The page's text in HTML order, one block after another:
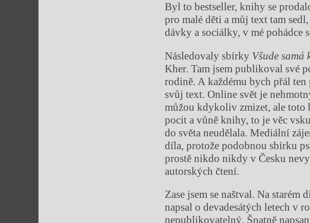
Byl to bestseller, knihy se
pro malé děti a můj text tam
dávky a sociálky, v mé pohádce
Následovaly sbírky Všude samá
Kher. Tam jsem publikoval své
rodině. A každému bych přál
svůj text. Online svět je
můžou kdykoliv zmizet, ale toto
pocit a vůně knihy, to je věc
do světa neudělala. Mediální
díla, protože podobnou sbírku
prostě nikdo nikdy v Česku
autorských čtení.
Zase jsem se naštval. Na starém
napsal o devadesátých letech v
nepublikovatelný. Špatně